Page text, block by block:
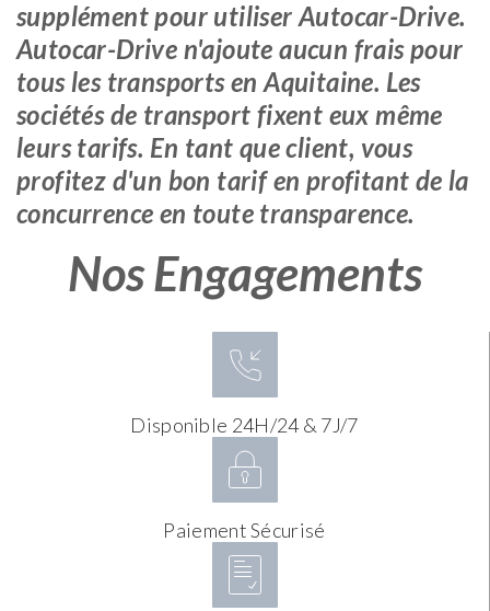
supplément pour utiliser Autocar-Drive.
Autocar-Drive n'ajoute aucun frais pour
tous les transports en Aquitaine. Les
sociétés de transport fixent eux même
leurs tarifs. En tant que client, vous
profitez d'un bon tarif en profitant de la
concurrence en toute transparence.
Nos Engagements
Disponible 24H/24 & 7J/7
Paiement Sécurisé